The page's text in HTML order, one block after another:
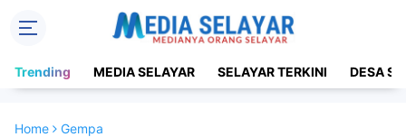
Trending MEDIA SELAYAR SELAYAR TERKINI DESA
Home Gempa